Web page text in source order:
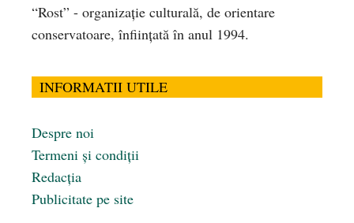
“Rost” - organizaţie culturală, de orientare
conservatoare, înfiinţată în anul 1994.
INFORMATII UTILE
Despre noi
Termeni și condiții
Redacția
Publicitate pe site